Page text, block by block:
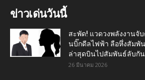
ข่าวเด่นวันนี้
สะพัด! แวดวงพลังงานจับ
นบิ๊กดีลไฟฟ้า ลือหึ่งสัมพั
ล่าสุดบินไปสัมพันธ์ลับกัน
26 มีนาคม 2026